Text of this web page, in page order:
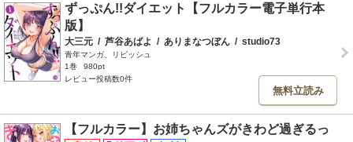
ずっぷん!!ダイエット【フルカラー電子単行本
版】
大三元 / 芦谷あばよ / ありまなつぼん / studio73
青年マンガ、リビッシュ
1巻
980pt
レビュー投稿数0件
無料立読み
【フルカラー】お姉ちゃんズがきわど過ぎるっ